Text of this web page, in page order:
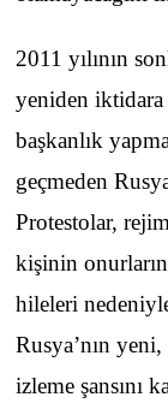
2011 yılının
yeniden
başkanlık
geçmeden
Protestolar,
kişinin
hileleri
Rusya’nın
izleme şansını